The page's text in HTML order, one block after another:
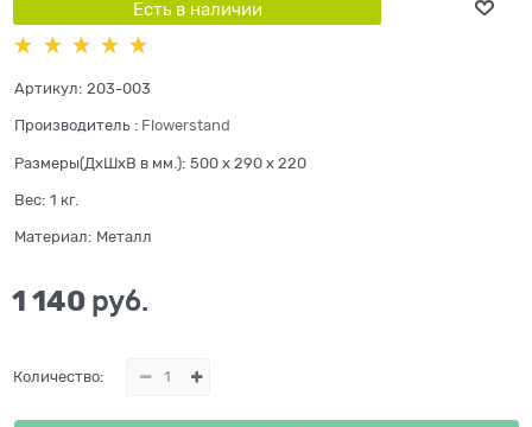
Есть в наличии
Артикул: 203-003
Производитель : Flowerstand
Размеры(ДхШхВ в мм.): 500 x 290 x 220
Вес: 1 кг.
Материал: Металл
1 140 руб.
Количество: